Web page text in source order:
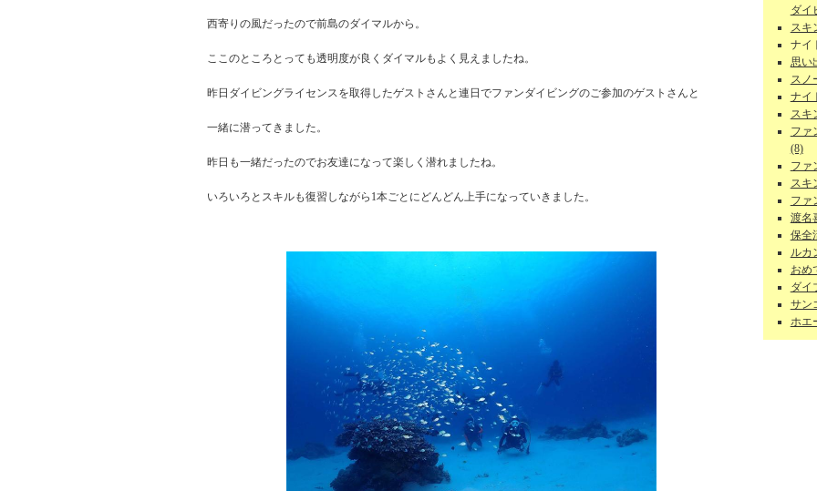
西寄りの風だったので前島のダイマルから。
ここのところとっても透明度が良くダイマルもよく見えましたね。
昨日ダイビングライセンスを取得したゲストさんと連日でファンダイビングのご参加のゲストさんと
一緒に潜ってきました。
昨日も一緒だったのでお友達になって楽しく潜れましたね。
いろいろとスキルも復習しながら1本ごとにどんどん上手になっていきました。
ダイ
スキ
ナイ
思い
スノ
ナイ
スキ
ファ
(8)
ファ
スキ
ファ
渡名
保全
ルカ
おめ
ダイ
サン
ホエ